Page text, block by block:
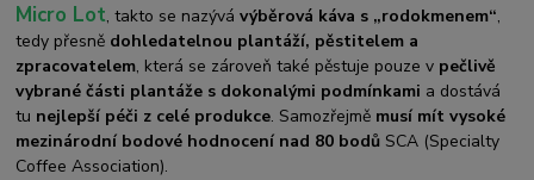
Micro Lot, takto se nazývávýběrová káva s „rodokmenem“,
tedy přesně dohledatelnou plantáží, pěstitelem a
zpracovatelem, která se zároveň také pěstuje pouze v pečlivě
vybrané části plantáže s dokonalými podmínkami a dostává
tu nejlepší péči z celé produkce. Samozřejmě musí mít vysoké
mezinárodní bodové hodnocení nad 80 bodů SCA (Specialty
Coffee Association).